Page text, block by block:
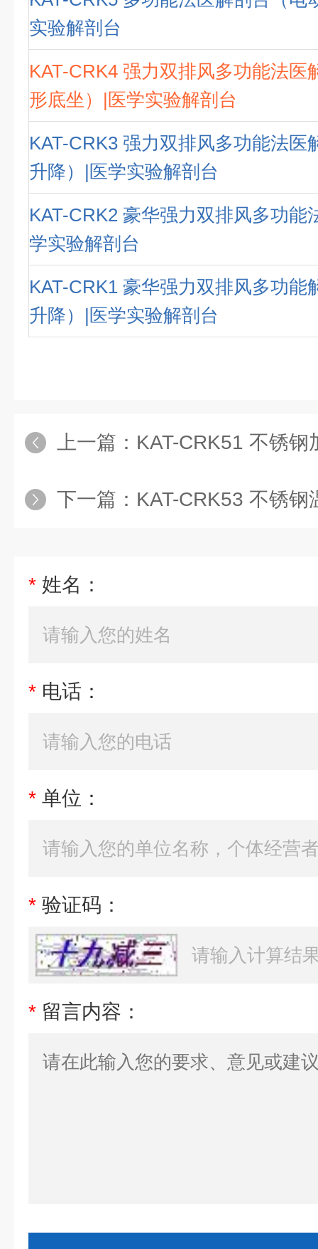
实验解剖台
KAT-CRK4 强力双排风多功能法医
形底坐）|医学实验解剖台
KAT-CRK3 强力双排风多功能法医
升降）|医学实验解剖台
KAT-CRK2 豪华强力双排风多功能
学实验解剖台
KAT-CRK1 豪华强力双排风多功能
升降）|医学实验解剖台
上一篇： KAT-CRK51 不锈钢加热装置
下一篇： KAT-CRK53 不锈钢温控
* 姓名：
* 电话：
* 单位：
* 验证码：
* 留言内容：